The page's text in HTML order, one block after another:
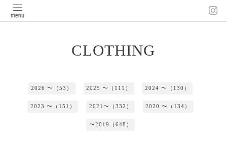
CLOTHING
2026 〜（53） 2025 〜（111） 2024 〜（130）
2023 〜（151） 2021〜（332） 2020 〜（134）
〜2019（648）